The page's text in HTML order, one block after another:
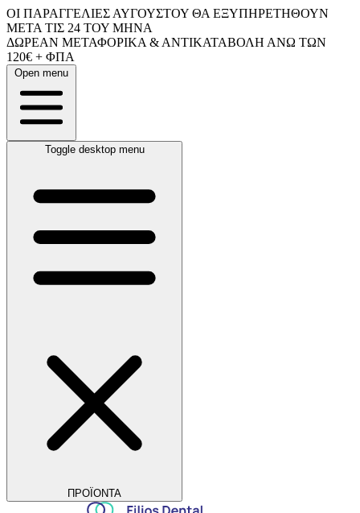
ΟΙ ΠΑΡΑΓΓΕΛΙΕΣ ΑΥΓΟΥΣΤΟΥ ΘΑ ΕΞΥΠΗΡΕΤΗΘΟΥΝ
ΜΕΤΑ ΤΙΣ 24 ΤΟΥ ΜΗΝΑ
ΔΩΡΕΑΝ ΜΕΤΑΦΟΡΙΚΑ & ΑΝΤΙΚΑΤΑΒΟΛΗ ΑΝΩ ΤΩΝ
120€ + ΦΠΑ
Open menu
Toggle desktop menu
ΠΡΟΪΟΝΤΑ